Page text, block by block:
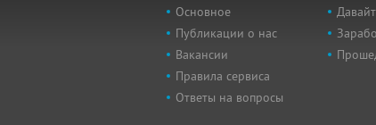
Основное
Публикации о нас
Вакансии
Правила сервиса
Ответы на вопросы